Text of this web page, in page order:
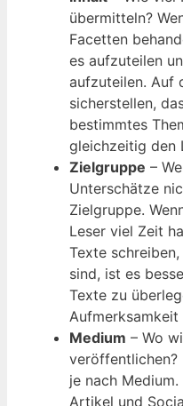
übermitteln?
Facetten
es aufzuteilen
aufzuteilen. Auf
sicherstellen,
bestimmtes
gleichzeitig den
Zielgruppe –
Unterschätze
Zielgruppe.
Leser viel Zeit
Texte
sind, ist es
Texte zu
Aufmerksamkeit
Medium – Wo
je nach
Artikel und